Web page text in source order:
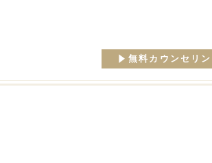
無料カウンセリ